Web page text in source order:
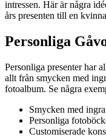
intressen. Här är några
års presenten till en
Personliga
Personliga presenter har
allt från smycken med
fotoalbum. Se några
Smycken med
Personliga
Customiserade